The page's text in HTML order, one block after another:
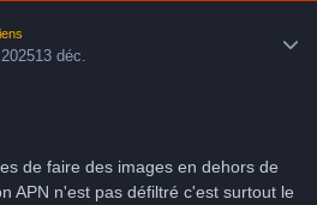
13 déc.
de faire des images en dehors de
APN n'est pas défiltré c'est surtout le